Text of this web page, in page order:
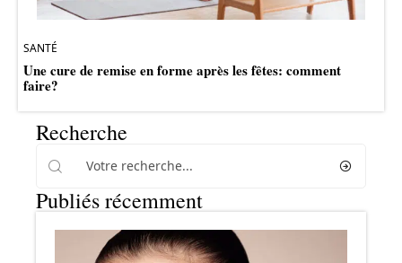
SANTÉ
Une cure de remise en forme après les fêtes: comment
faire?
Recherche
Publiés récemment